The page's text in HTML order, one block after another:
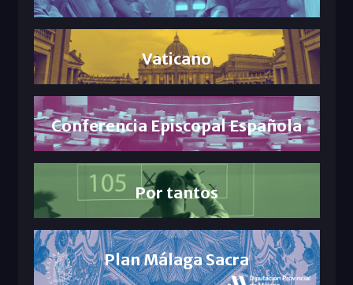
Vaticano
Conferencia Episcopal Española
Por tantos
Plan Málaga Sacra